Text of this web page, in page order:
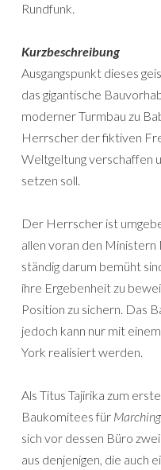
Rundfunk.
Kurzbeschreibung
Ausgangspunkt dieses
das gigantische
moderner Turmbau zu
Herrscher der fiktiven
Weltgeltung verschaffen
setzen soll.
Der Herrscher ist
allen voran den Ministern
ständig darum bemüht
ihre Ergebenheit zu
Position zu sichern. Das
jedoch kann nur mit
York realisiert werden.
Als Titus Tajirika zum
Baukomitees für
sich vor dessen Büro
aus denjenigen, die auch